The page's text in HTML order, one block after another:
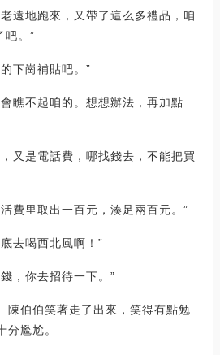
遠地跑來，又帶了這么多禮品，咱
吧。”
下崗補貼吧。”
瞧不起咱的。想想辦法，再加點
又是電話費，哪找錢去，不能把買
費里取出一百元，湊足兩百元。”
去喝西北風啊！”
，你去招待一下。”
伯伯笑著走了出來，笑得有點勉
分尷尬。